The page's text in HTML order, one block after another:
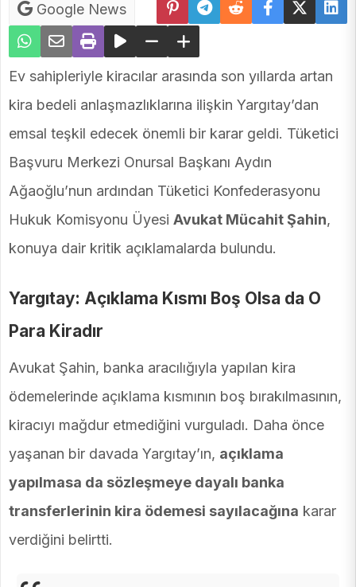
Google News
Ev sahipleriyle kiracılar arasında son yıllarda artan
kira bedeli anlaşmazlıklarına ilişkin Yargıtay’dan
emsal teşkil edecek önemli bir karar geldi. Tüketici
Başvuru Merkezi Onursal Başkanı Aydın
Ağaoğlu’nun ardından Tüketici Konfederasyonu
Hukuk Komisyonu Üyesi Avukat Mücahit Şahin,
konuya dair kritik açıklamalarda bulundu.
Yargıtay: Açıklama Kısmı Boş Olsa da O
Para Kiradır
Avukat Şahin, banka aracılığıyla yapılan kira
ödemelerinde açıklama kısmının boş bırakılmasının,
kiracıyı mağdur etmediğini vurguladı. Daha önce
yaşanan bir davada Yargıtay’ın, açıklama
yapılmasa da sözleşmeye dayalı banka
transferlerinin kira ödemesi sayılacağına karar
verdiğini belirtti.